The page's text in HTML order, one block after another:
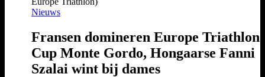
Nieuws
Fransen domineren Europe Triathlon
Cup Monte Gordo, Hongaarse Fanni
Szalai wint bij dames